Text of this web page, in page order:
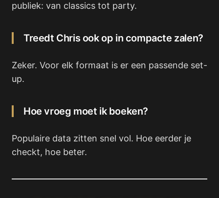
publiek: van classics tot party.
Treedt Chris ook op in compacte zalen?
Zeker. Voor elk formaat is er een passende set-
up.
Hoe vroeg moet ik boeken?
Populaire data zitten snel vol. Hoe eerder je
checkt, hoe beter.